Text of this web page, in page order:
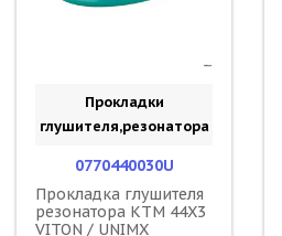
Прокладки
глушителя,резонатора
0770440030U
Прокладка глушителя
резонатора KTM 44X3
VITON / UNIMX